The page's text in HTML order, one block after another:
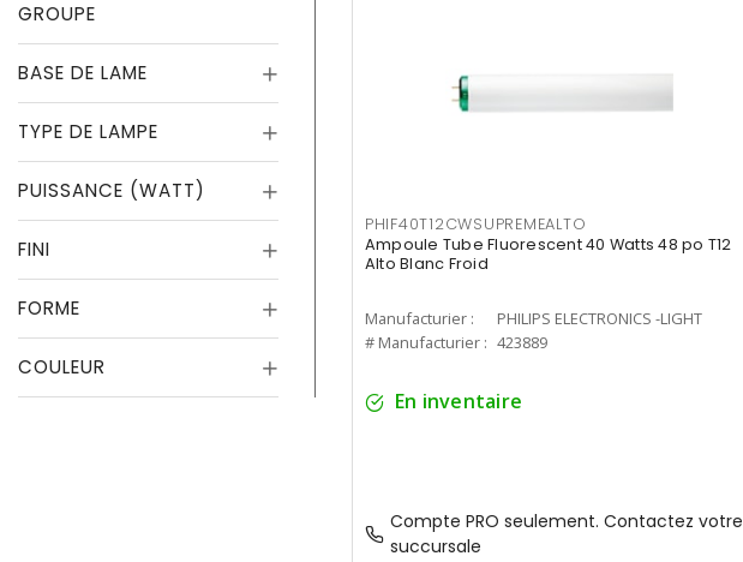
GROUPE
BASE DE LAME
TYPE DE LAMPE
PUISSANCE (WATT)
FINI
FORME
COULEUR
PHIF40T12CWSUPREMEALTO
Ampoule Tube Fluorescent 40 Watts 48 po T12
Alto Blanc Froid
Manufacturier :
PHILIPS ELECTRONICS -LIGHT
# Manufacturier : 423889
En inventaire
Compte PRO seulement. Contactez votre
succursale